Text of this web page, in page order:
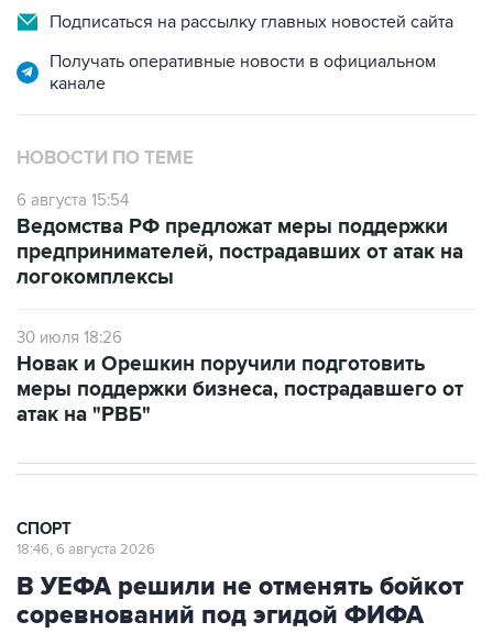
Подписаться на рассылку главных новостей сайта
Получать оперативные новости в официальном
канале
НОВОСТИ ПО ТЕМЕ
6 августа 15:54
Ведомства РФ предложат меры поддержки
предпринимателей, пострадавших от атак на
логокомплексы
30 июля 18:26
Новак и Орешкин поручили подготовить
меры поддержки бизнеса, пострадавшего от
атак на "РВБ"
СПОРТ
18:46, 6 августа 2026
В УЕФА решили не отменять бойкот
соревнований под эгидой ФИФА